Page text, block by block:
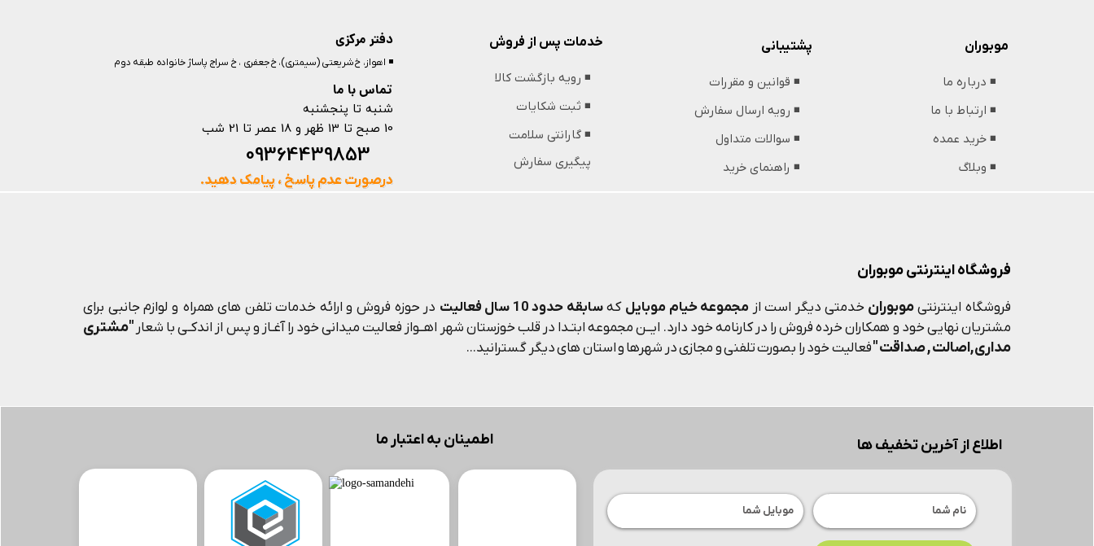
فروشگاه اینترنتی موبوران
فروشگاه اینترنتیموبوران خدمتی دیگر است از مجموعه خیام موبایل کهسابقه حدود 10 سال فعالیت
در حوزه فروش و ارائه خدمات تلفن های همراه و لوازم جانبی برای
مشتریان نهایی خود و همکاران خرده فروش را در کارنامه خود دارد. ایــن مجموعه ابتـدا در قلب خوزستان شهر اهــواز فعالیت میدانی خود را آغـاز و پس از اندکـی با شعار "مشتری
مداری,اصالت , صداقت "فعالیت خود را بصورت تلفنی و مجازی در شهرها و استان های دیگر گسترانید...
اطمینان به اعتبار ما اطلاع از آخرین تخفیف ها
دفتر مرکزی
تماس با ما
◾️ اهواز، خ شریعتی (سیمتری)، خ جعفری ، خ سراج پاساژ خانواده طبقه دوم
شنبه تا پنجشنبه
10 صبح تا 13 ظهر و 18 عصر تا 21 شب
درصورت عدم پاسخ ، پیامک دهید.
پشتیبانی
◾️ قوانین و مقررات
◾️ رویه ارسال سفارش
◾️ سوالات متداول
◾️ راهنمای خرید
موبوران
◾️ درباره ما
◾️ ارتباط با ما
◾️ خرید عمده
◾️ وبلاگ
خدمات پس از فروش
◾️ رویه بازگشت کالا
◾️ ثبت شکایات
◾️ گارانتی سلامت
پیگیری سفارش